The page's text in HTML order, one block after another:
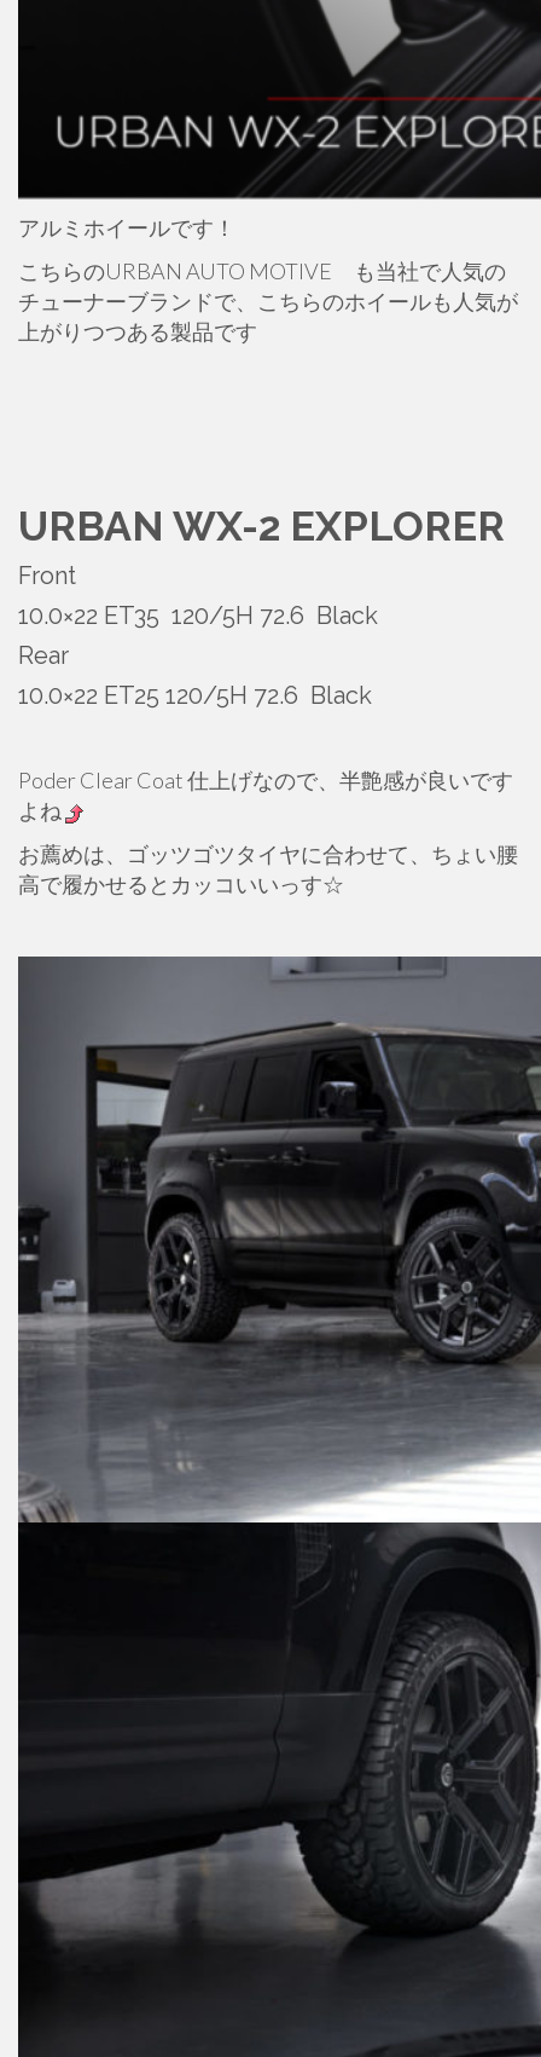
アルミホイールです！
こちらのURBAN AUTO MOTIVE も当社で人気の
チューナーブランドで、こちらのホイールも人気が
上がりつつある製品です
URBAN WX-2 EXPLORER
Front
10.0×22 ET35 120/5H 72.6 Black
Rear
10.0×22 ET25 120/5H 72.6 Black
Poder Clear Coat 仕上げなので、半艶感が良いです
よね
お薦めは、ゴッツゴツタイヤに合わせて、ちょい腰
高で履かせるとカッコいいっす☆